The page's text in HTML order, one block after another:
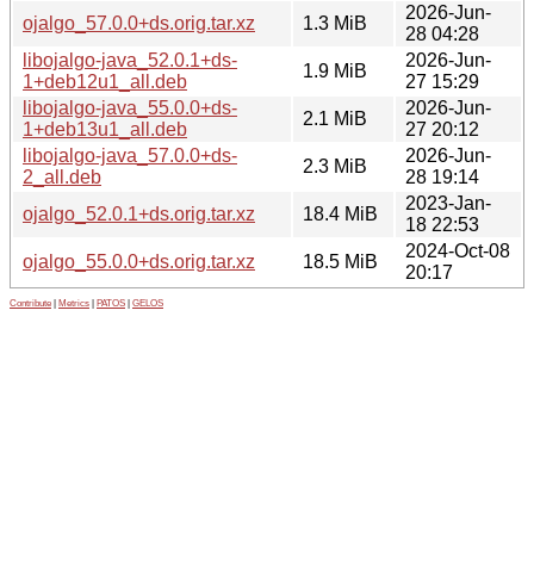
ojalgo_57.0.0+ds.orig.tar.xz
1.3 MiB
2026-Jun-
28 04:28
libojalgo-java_52.0.1+ds-
1+deb12u1_all.deb
1.9 MiB
2026-Jun-
27 15:29
libojalgo-java_55.0.0+ds-
1+deb13u1_all.deb
2.1 MiB
2026-Jun-
27 20:12
libojalgo-java_57.0.0+ds-
2_all.deb
2.3 MiB
2026-Jun-
28 19:14
ojalgo_52.0.1+ds.orig.tar.xz
18.4 MiB
2023-Jan-
18 22:53
ojalgo_55.0.0+ds.orig.tar.xz
18.5 MiB
2024-Oct-08
20:17
Contribute Metrics PATOS GELOS